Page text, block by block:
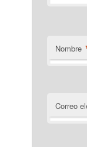
Nombre
Correo